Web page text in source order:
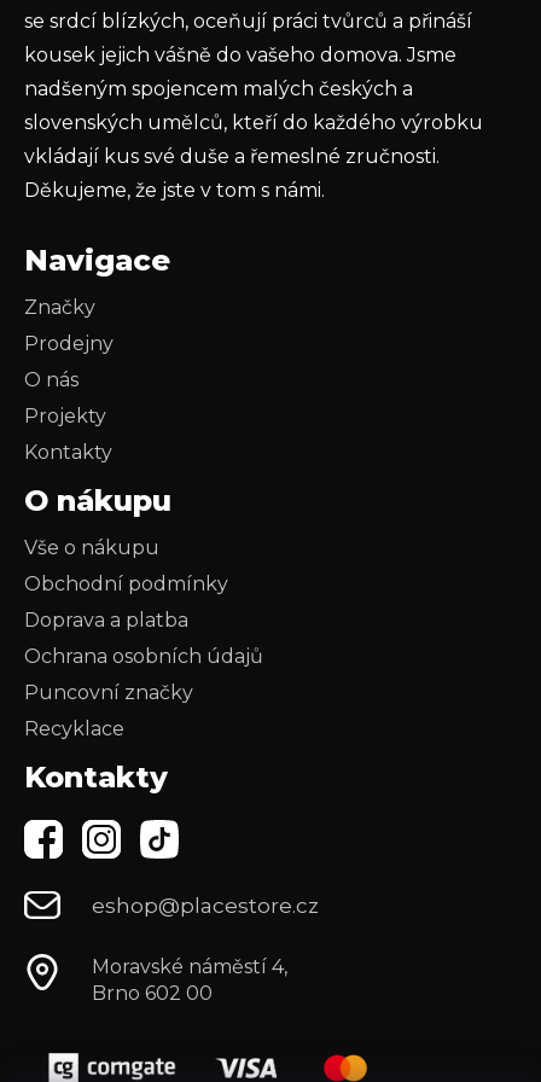
PŘIHLÁSIT SE
se srdcí blízkých, oceňují práci tvůrců a přináší
kousek jejich vášně do vašeho domova. Jsme
nadšeným spojencem malých českých a
slovenských umělců, kteří do každého výrobku
vkládají kus své duše a řemeslné zručnosti.
Děkujeme, že jste v tom s námi.
Navigace
Značky
Prodejny
O nás
Projekty
Kontakty
O nákupu
Vše o nákupu
Obchodní podmínky
Doprava a platba
Ochrana osobních údajů
Puncovní značky
Recyklace
Kontakty
eshop@placestore.cz
Moravské náměstí 4,
Brno 602 00